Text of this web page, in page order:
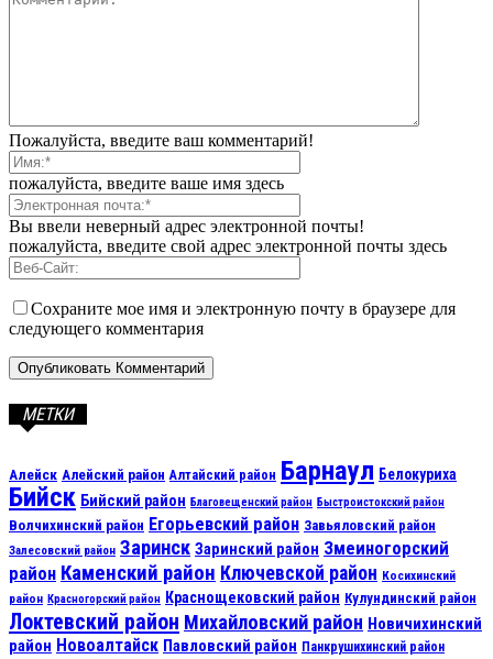
Пожалуйста, введите ваш комментарий!
пожалуйста, введите ваше имя здесь
Вы ввели неверный адрес электронной почты!
пожалуйста, введите свой адрес электронной почты здесь
Сохраните мое имя и электронную почту в браузере для
следующего комментария
МЕТКИ
Алейск Алейский район Алтайский район Барнаул Белокуриха
Бийск Бийский район Благовещенский район Быстроистокский район
Волчихинский район Егорьевский район Завьяловский район
Залесовский район Заринск Заринский район Змеиногорский
район Каменский район Ключевской район Косихинский
район Красногорский район Краснощековский район Кулундинский район
Локтевский район Михайловский район Новичихинский
район Новоалтайск Павловский район Панкрушихинский район